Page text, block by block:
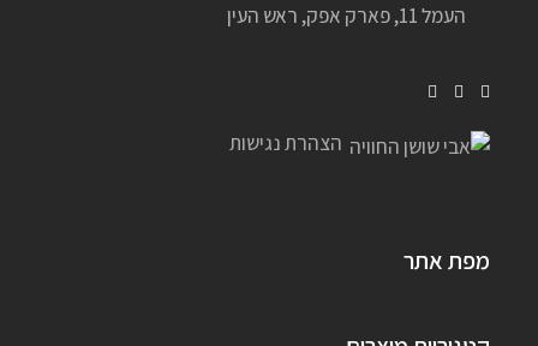
העמל 11, פארק אפק, ראש העין
הצהרת נגישות
מפת אתר